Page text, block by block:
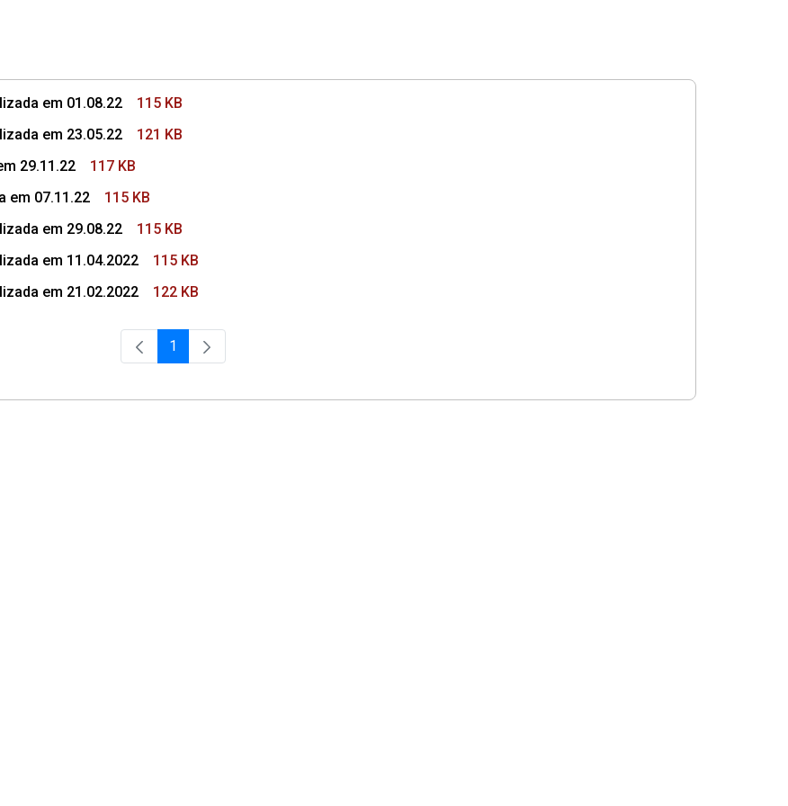
de Procuradores
em 01.08.22
115 KB
em 23.05.22
121 KB
29.11.22
117 KB
em 07.11.22
115 KB
em 29.08.22
115 KB
em 11.04.2022
115 KB
em 21.02.2022
122 KB
Página
1